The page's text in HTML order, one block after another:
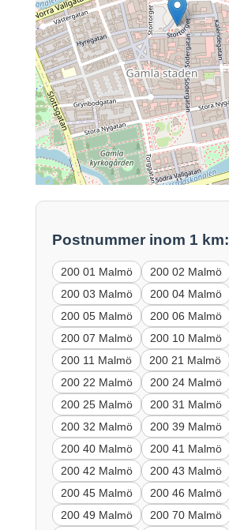
Postnummer inom 1 km:
200 01 Malmö
200 02 Malmö
200 03 Malmö
200 04 Malmö
200 05 Malmö
200 06 Malmö
200 07 Malmö
200 10 Malmö
200 11 Malmö
200 21 Malmö
200 22 Malmö
200 24 Malmö
200 25 Malmö
200 31 Malmö
200 32 Malmö
200 39 Malmö
200 40 Malmö
200 41 Malmö
200 42 Malmö
200 43 Malmö
200 45 Malmö
200 46 Malmö
200 49 Malmö
200 70 Malmö